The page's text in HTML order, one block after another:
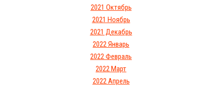
2021 Октябрь
2021 Ноябрь
2021 Декабрь
2022 Январь
2022 Февраль
2022 Март
2022 Апрель